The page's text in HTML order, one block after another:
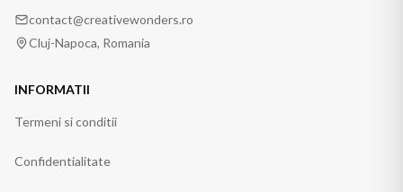
contact@creativewonders.ro
Cluj-Napoca, Romania
INFORMATII
Termeni si conditii
Confidentialitate